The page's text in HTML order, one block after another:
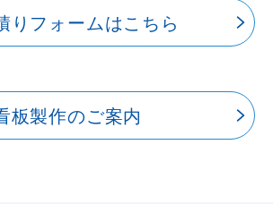
りフォームはこちら
板製作のご案内